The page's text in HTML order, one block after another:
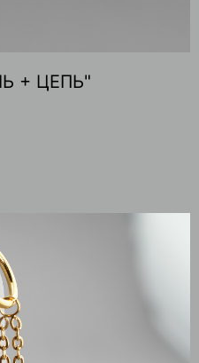
+ ЦЕПЬ"